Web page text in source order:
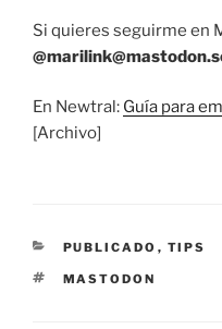
Si quieres seguirme en
En Newtral: Guía para
[Archivo]
CATEGORÍAS
PUBLICADO , TIPS
ETIQUETAS
MASTODON